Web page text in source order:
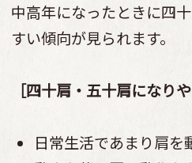
中高年になったときに四
すい傾向が見られます。
［四十肩・五十肩になりや
日常生活であまり肩